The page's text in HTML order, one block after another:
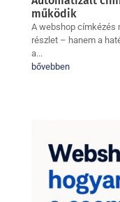
működik
A webshop címkézés
részlet – hanem a
a...
bővebben